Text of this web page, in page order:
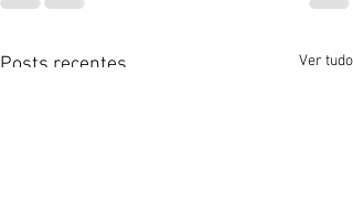
Posts recentes Ver tudo